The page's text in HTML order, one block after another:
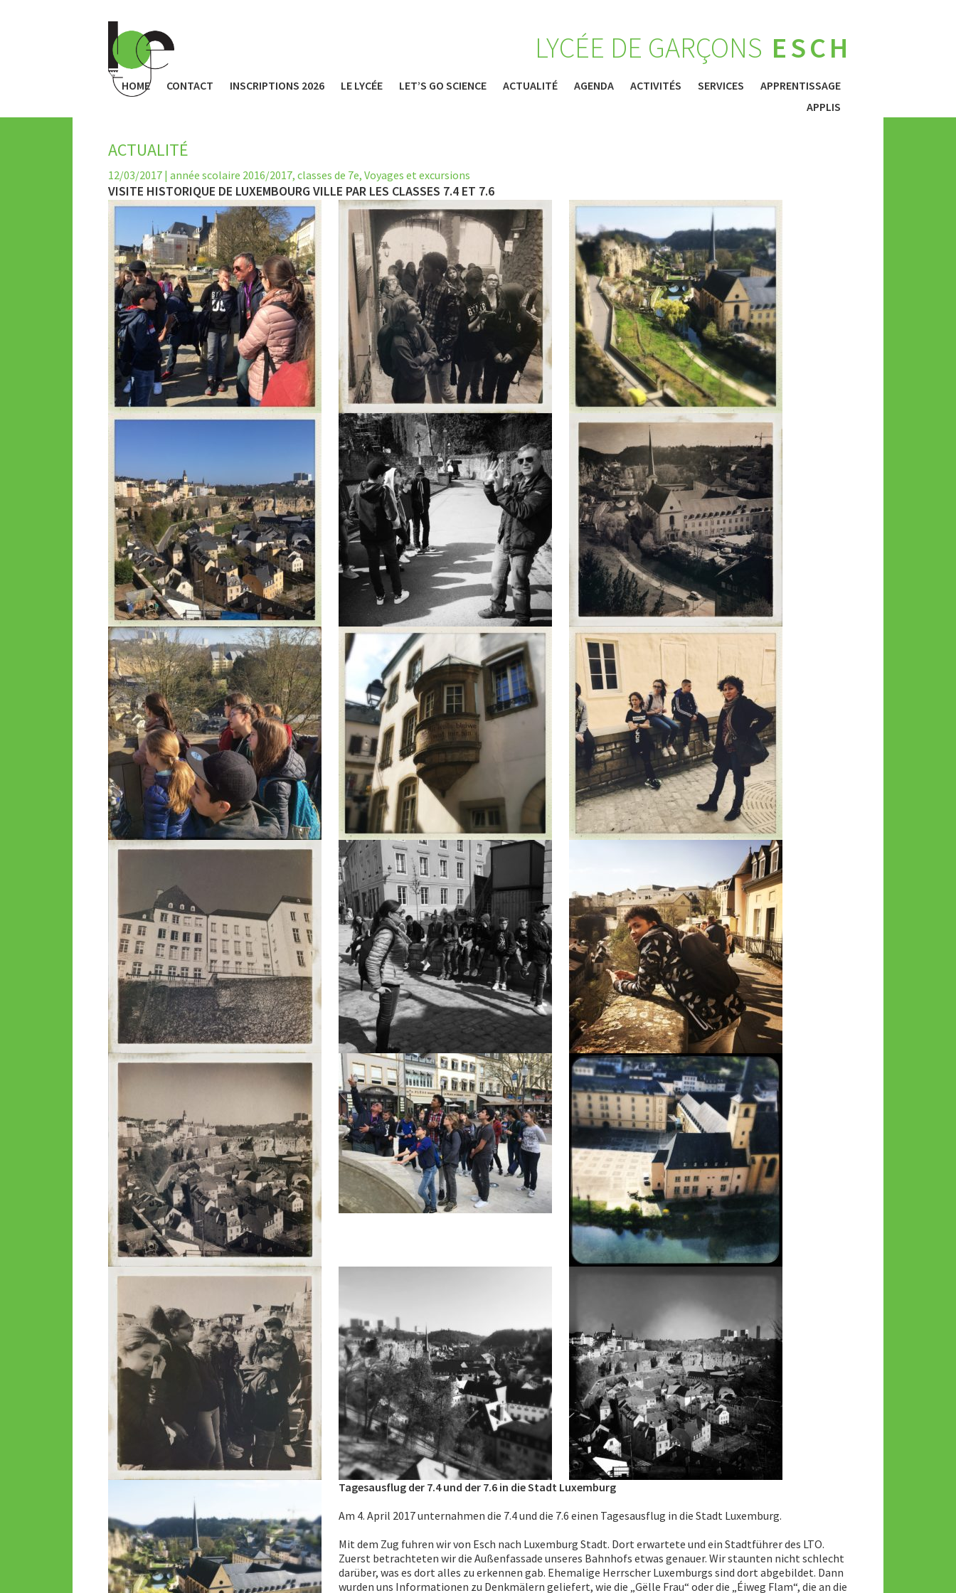
LYCÉE DE GARÇONS ESCH
HOME CONTACT INSCRIPTIONS 2026 LE LYCÉE LET’S GO SCIENCE ACTUALITÉ AGENDA ACTIVITÉS SERVICES
APPRENTISSAGE
APPLIS
ACTUALITÉ
12/03/2017 | année scolaire 2016/2017, classes de 7e, Voyages et excursions
VISITE HISTORIQUE DE LUXEMBOURG VILLE PAR LES CLASSES 7.4 ET 7.6
Tagesausflug der 7.4 und der 7.6 in die Stadt Luxemburg
Am 4. April 2017 unternahmen die 7.4 und die 7.6 einen Tagesausflug in die Stadt Luxemburg.
Mit dem Zug fuhren wir von Esch nach Luxemburg Stadt. Dort erwartete und ein Stadtführer des LTO.
Zuerst betrachteten wir die Außenfassade unseres Bahnhofs etwas genauer. Wir staunten nicht schlecht
darüber, was es dort alles zu erkennen gab. Ehemalige Herrscher Luxemburgs sind dort abgebildet. Dann
wurden uns Informationen zu Denkmälern geliefert, wie die „Gëlle Frau“ oder die „Éiweg Flam“, die an die